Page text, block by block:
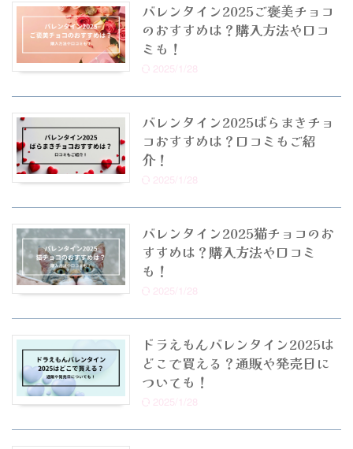
バレンタイン2025ご褒美チョコ
のおすすめは？購入方法や口コ
ミも！
2025/1/28
バレンタイン2025ばらまきチョ
コおすすめは？口コミもご紹
介！
2025/1/28
バレンタイン2025猫チョコのお
すすめは？購入方法や口コミ
も！
2025/1/28
ドラえもんバレンタイン2025は
どこで買える？通販や発売日に
ついても！
2025/1/28